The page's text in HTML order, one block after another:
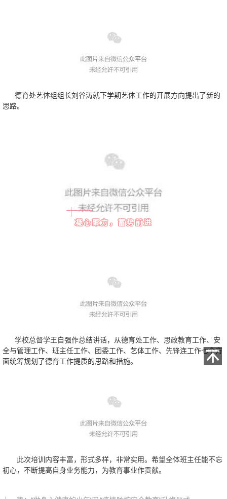
德育处艺体组组长刘谷涛就下学期艺体工作的开展方向提出了新的
思路。
凝心聚力，蓄势前进
学校总督学王自强作总结讲话，从德育处工作、思政教育工作、安
全与管理工作、班主任工作、团委工作、艺体工作、先锋连工作七个方
面统筹规划了德育工作提质的思路和措施。
此次培训内容丰富，形式多样，非常实用。希望全体班主任能不忘
初心，不断提高自身业务能力，为教育事业作贡献。